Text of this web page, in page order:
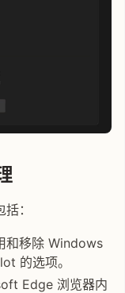
：
和移除 Windows
的选项。
Edge 浏览器内